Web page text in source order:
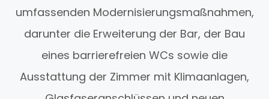
umfassenden Modernisierungsmaßnahmen,
darunter die Erweiterung der Bar, der Bau
eines barrierefreien WCs sowie die
Ausstattung der Zimmer mit Klimaanlagen,